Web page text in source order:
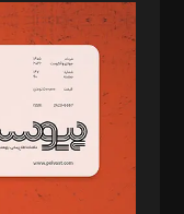
مدیر مسئول: محمدباقر
سردبیر: مهرک محمودی
دبیر تحریریه: میثم قاسمی
د‌بیر ناداستان: سمانه سمیع
د‌بیر خدمت و تجارت:
د‌بیر حقوق فناوری:
د‌بیر پیوست جهان: مینا